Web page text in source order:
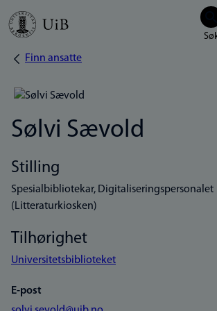
Hopp
Navigasjonssti
Finn ansatte
Sølvi Sævold
Stilling
Spesialbibliotekar, Digitaliseringspersonalet
(Litteraturkiosken)
Tilhørighet
Universitetsbiblioteket
E-post